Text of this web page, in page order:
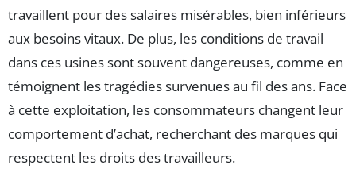
travaillent pour des salaires misérables, bien inférieurs
aux besoins vitaux. De plus, les conditions de travail
dans ces usines sont souvent dangereuses, comme en
témoignent les tragédies survenues au fil des ans. Face
à cette exploitation, les consommateurs changent leur
comportement d’achat, recherchant des marques qui
respectent les droits des travailleurs.